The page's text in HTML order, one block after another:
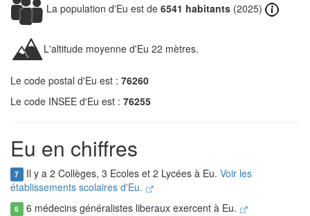
La population d'Eu est de 6541 habitants (2025)
L'altitude moyenne d'Eu 22 mètres.
Le code postal d'Eu est : 76260
Le code INSEE d'Eu est : 76255
Eu en chiffres
7 Il y a 2 Collèges, 3 Ecoles et 2 Lycées à Eu. Voir les
établissements scolaires d'Eu.
6 6 médecins généralistes liberaux exercent à Eu.